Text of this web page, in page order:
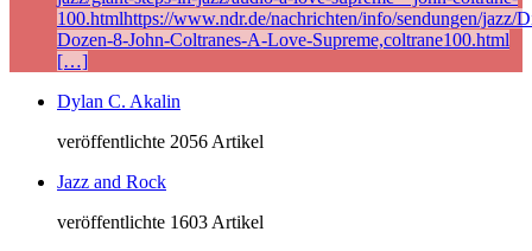
100.htmlhttps://www.ndr.de/nachrichten/info/sendungen/jazz/
Dozen-8-John-Coltranes-A-Love-Supreme,coltrane100.html
[…]
Dylan C. Akalin
veröffentlichte 2056 Artikel
Jazz and Rock
veröffentlichte 1603 Artikel